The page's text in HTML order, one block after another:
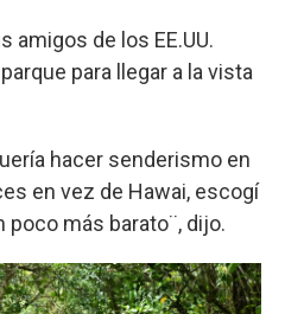
amigos de los EE.UU.
para llegar a la vista
hacer senderismo en
en vez de Hawai, escogí
poco más barato¨, dijo.